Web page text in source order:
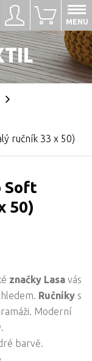
Přihlásit se
0
MENU
Hledat
ručník 33 x 50)
Soft
50)
značky Lasa vás
Ručníky s
Moderní
barvě.